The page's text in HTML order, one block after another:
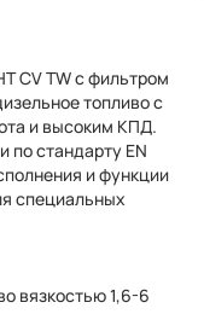
CV TW с фильтром
топливо с
и высоким КПД.
по стандарту EN
и функции
специальных
вязкостью 1,6-6